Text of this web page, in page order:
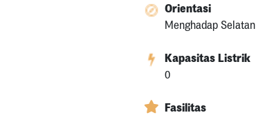
Orientasi
Menghadap Selatan
Kapasitas Listrik
0
Fasilitas